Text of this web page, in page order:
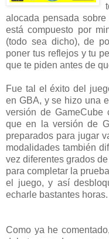
alocada pensada
está compuesto por
(todo sea dicho), de
poner tus reflejos y tu
que te piden antes de
Fue tal el éxito del
en GBA, y se hizo una
versión de GameCube
que en la versión de
preparados para jugar
modalidades también
vez diferentes grados
para completar la
el juego, y así
echarle bastantes horas.
Como ya he